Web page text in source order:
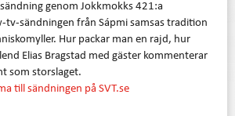
genom Jokkmokks 421:a
tv-sändningen från Sápmi samsas tradition
Hur packar man en rajd, hur
Elias Bragstad med gäster kommenterar
som storslaget.
till sändningen på SVT.se